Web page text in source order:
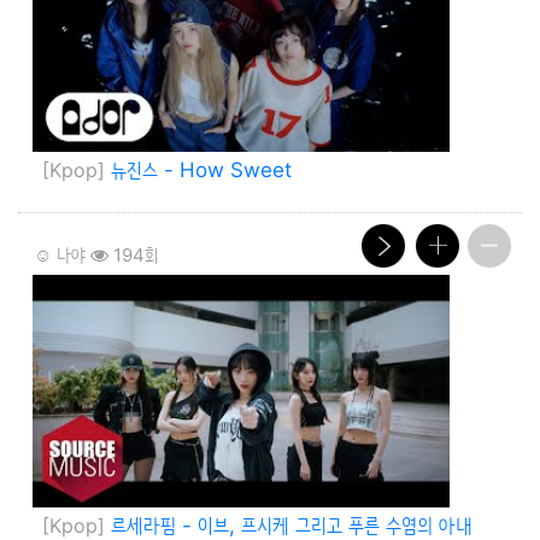
[Kpop] 뉴진스 - How Sweet
☺️ 나야 194회
[Kpop] 르세라핌 - 이브, 프시케 그리고 푸른 수염의 아내